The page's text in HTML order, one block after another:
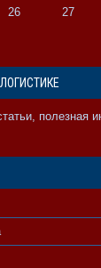
26 27
полезная